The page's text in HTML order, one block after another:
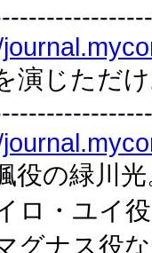
演じただ
役の緑川
ロ・ユイ
グナス役